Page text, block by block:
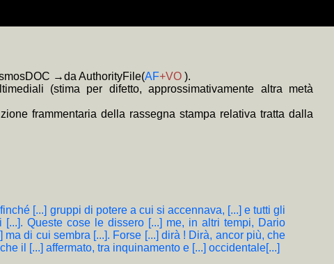
→da AuthorityFile(AF+VO ).
(stima per difetto, approssimativamente altra metà
frammentaria della rassegna stampa relativa tratta dalla
[...] gruppi di potere a cui si accennava, [...] e tutti gli
Queste cose le dissero [...] me, in altri tempi, Dario
di cui sembra [...]. Forse [...] dirà ! Dirà, ancor più, che
il [...] affermato, tra inquinamento e [...] occidentale[...]